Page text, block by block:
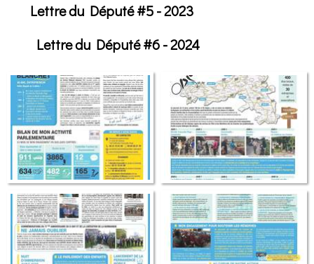
Lettre du Député #5 - 2023
Lettre du Député #6 - 2024